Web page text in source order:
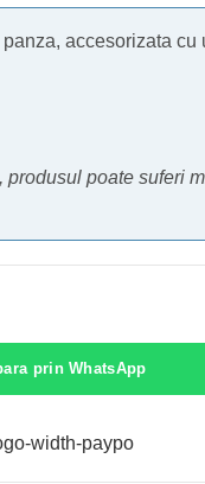
accesorizata
poate suferi
prin WhatsApp